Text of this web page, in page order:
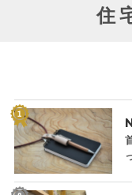
住